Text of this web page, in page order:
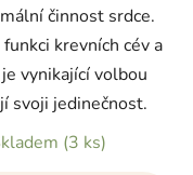
činnost srdce.
krevních cév a
vynikající volbou
svoji jedinečnost.
(3 ks)